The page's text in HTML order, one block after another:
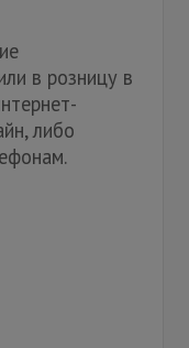
в розницу в
либо